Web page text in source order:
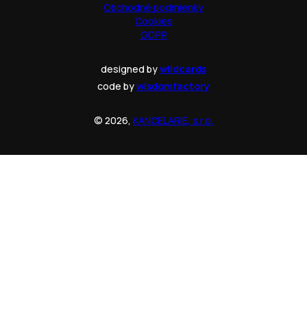
Obchodné podmienky
Cookies
GDPR
designed bywildcards
code bywisdomfactory
© 2026, KANCELARIE, s.r.o.